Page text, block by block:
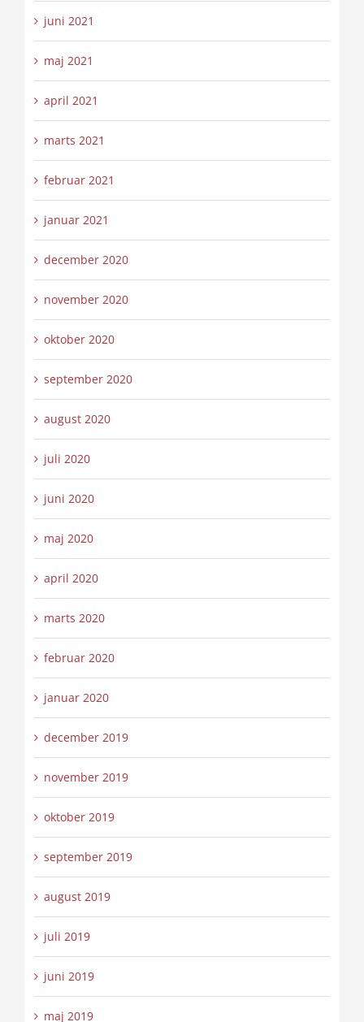
juni 2021
maj 2021
april 2021
marts 2021
februar 2021
januar 2021
december 2020
november 2020
oktober 2020
september 2020
august 2020
juli 2020
juni 2020
maj 2020
april 2020
marts 2020
februar 2020
januar 2020
december 2019
november 2019
oktober 2019
september 2019
august 2019
juli 2019
juni 2019
maj 2019